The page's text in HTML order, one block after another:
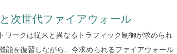
次世代ファイアウォール
ワークは従来と異なるトラフィック制御が求められ
能を復習しながら、今求められるファイアウォール